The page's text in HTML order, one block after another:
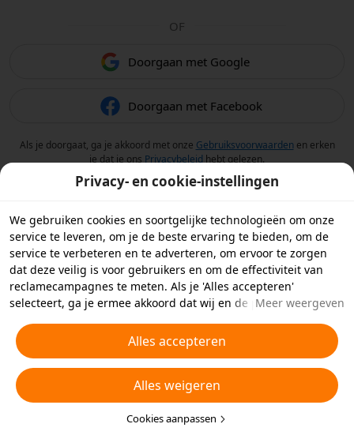
OF
Doorgaan met Google
Doorgaan met Facebook
Als je doorgaat, ga je akkoord met onze Gebruiksvoorwaarden en erken
je dat je ons Privacybeleid hebt gelezen.
Privacy- en cookie-instellingen
We gebruiken cookies en soortgelijke technologieën om onze
service te leveren, om je de beste ervaring te bieden, om de
service te verbeteren en te adverteren, om ervoor te zorgen
dat deze veilig is voor gebruikers en om de effectiviteit van
reclamecampagnes te meten. Als je 'Alles accepteren'
selecteert, ga je ermee akkoord dat wij en de partners
technologieën op je apparaat opslaan voor
reclamedoeleinden. Je kunt ook kiezen welke typen cookies je
wilt toestaan of afwijzen door hieronder of in je
privacyinstellingen op 'Cookies aanpassen' te klikken.
Raadpleeg voor meer informatie onsBeleid inzake cookies en
soortgelijke technologieën.
Meer weergeven
Alles accepteren
Alles weigeren
Cookies aanpassen